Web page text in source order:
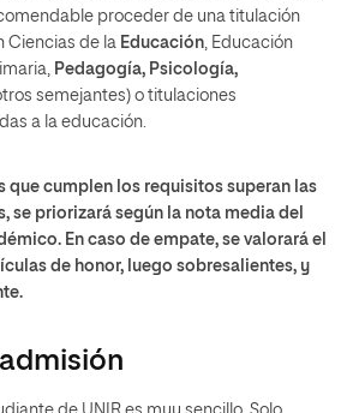
proceder de una titulación
Ciencias de la Educación, Educación
Pedagogía, Psicología,
semejantes) o titulaciones
a la educación.
que cumplen los requisitos superan las
se priorizará según la nota media del
En caso de empate, se valorará el
de honor, luego sobresalientes, y